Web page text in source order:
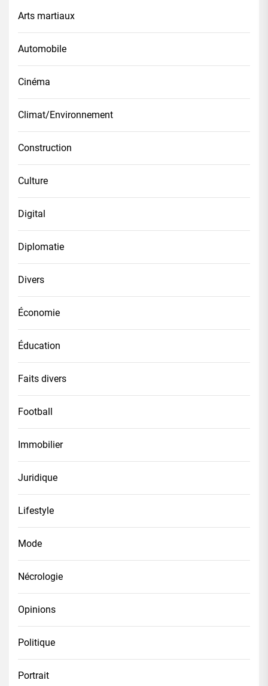
Arts martiaux
Automobile
Cinéma
Climat/Environnement
Construction
Culture
Digital
Diplomatie
Divers
Économie
Éducation
Faits divers
Football
Immobilier
Juridique
Lifestyle
Mode
Nécrologie
Opinions
Politique
Portrait